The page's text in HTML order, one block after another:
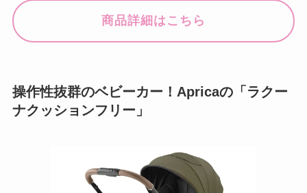
商品詳細はこちら
操作性抜群のベビーカー！Apricaの「ラクー
ナクッションフリー」